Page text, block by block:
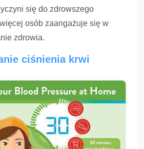
się do zdrowszego
osób zaangażuje się w
zdrowia.
ciśnienia krwi